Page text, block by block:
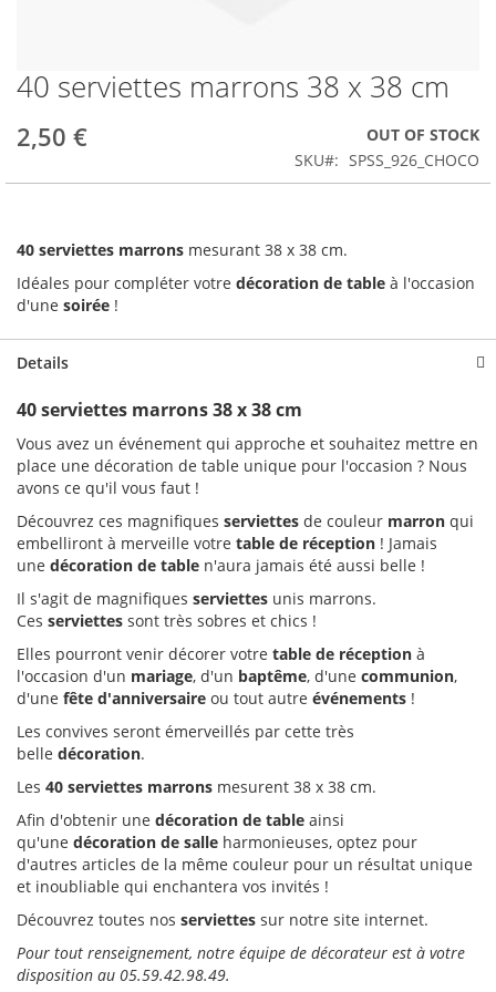
Skip
to
the
beginning
40 serviettes marrons 38 x 38 cm
2,50 €
OUT OF STOCK
SKU
SPSS_926_CHOCO
40 serviettes marrons mesurant 38 x 38 cm.
Idéales pour compléter votre décoration de table à l'occasion
d'une soirée !
Details
40 serviettes marrons 38 x 38 cm
Vous avez un événement qui approche et souhaitez mettre en
place une décoration de table unique pour l'occasion ? Nous
avons ce qu'il vous faut !
Découvrez ces magnifiques serviettes de couleur marron qui
embelliront à merveille votre table de réception ! Jamais
une décoration de table n'aura jamais été aussi belle !
Il s'agit de magnifiques serviettes unis marrons.
Ces serviettes sont très sobres et chics !
Elles pourront venir décorer votre table de réception à
l'occasion d'un mariage, d'un baptême, d'une communion,
d'une fête d'anniversaire ou tout autre événements !
Les convives seront émerveillés par cette très
belle décoration.
Les 40 serviettes marrons mesurent 38 x 38 cm.
Afin d'obtenir une décoration de table ainsi
qu'une décoration de salle harmonieuses, optez pour
d'autres articles de la même couleur pour un résultat unique
et inoubliable qui enchantera vos invités !
Découvrez toutes nos serviettes sur notre site internet.
Pour tout renseignement, notre équipe de décorateur est à votre
disposition au 05.59.42.98.49.